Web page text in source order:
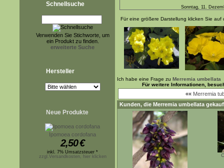
Schnellsuche
Verwenden Sie Stichworte, um
ein Produkt zu finden.
erweiterte Suche
Hersteller
Neue Produkte
Ipomoea cordofana
2,50€
inkl. 7% Umsatzsteuer *
zzgl.Versandkosten, hier klicken
Sonntag, 11.
Für eine größere Darstellung klicken Sie auf
Ich habe eine Frage zu Merremia umbellata
Für weitere Informationen,
«« Merremia
Kunden, die Merremia umbellata